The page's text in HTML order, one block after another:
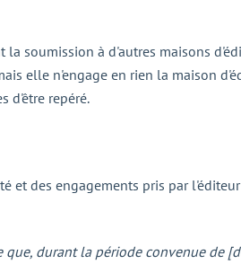
soumission à d'autres maisons
elle n'engage en rien la maison
d'être repéré.
et des engagements pris par
durant la période convenue de